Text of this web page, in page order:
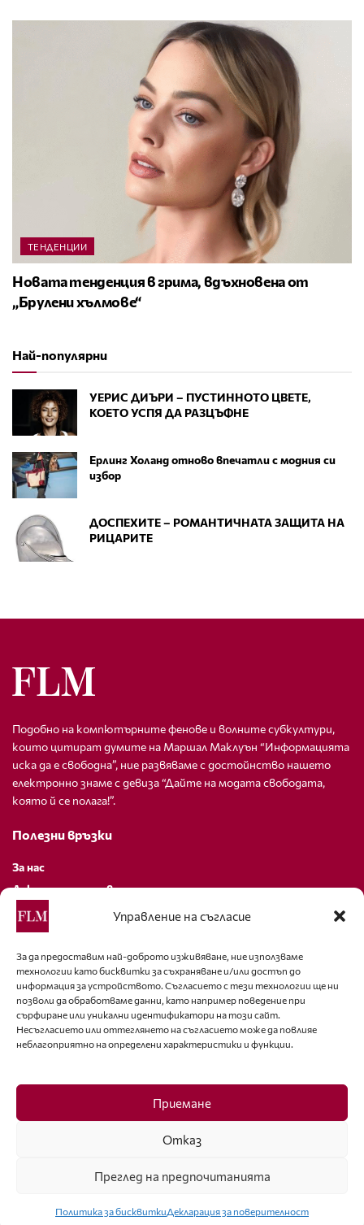
Управление на съгласие
За да предоставим най-доброто изживяване, ние използваме
технологии като бисквитки за съхраняване и/или достъп до
информация за устройството. Съгласието с тези технологии ще ни
позволи да обработваме данни, като например поведение при
сърфиране или уникални идентификатори на този сайт.
Несъгласието или оттеглянето на съгласието може да повлияе
неблагоприятно на определени характеристики и функции.
Приемане
Отказ
Преглед на предпочитанията
Политика за бисквиткиДекларация за поверителност
ТЕНДЕНЦИИ
Новата тенденция в грима, вдъхновена от
„Брулени хълмове“
Най-популярни
УЕРИС ДИЪРИ – ПУСТИННОТО ЦВЕТЕ,
КОЕТО УСПЯ ДА РАЗЦЪФНЕ
Ерлинг Холанд отново впечатли с модния си
избор
ДОСПЕХИТЕ – РОМАНТИЧНАТА ЗАЩИТА НА
РИЦАРИТЕ
Подобно на компютърните фенове и волните субкултури,
които цитират думите на Маршал Маклуън “Информацията
иска да е свободна”, ние развяваме с достойнство нашето
електронно знаме с девиза “Дайте на модата свободата,
която й се полага!”.
Полезни връзки
За нас
Декларация за поверителност
Политика за бисквитки
За контакти
editor@fashion-lifestyle.net
+359 88 227 33 47
Последвайте ни
Facebook
ISSN 1314-8915 Copyright © 2007-2025 Ot igla do konetz Ltd. & Fashion.bg